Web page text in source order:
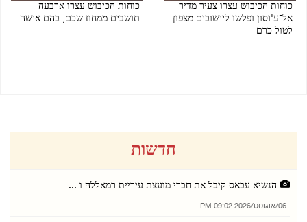
כוחות הכיבוש עצרו צעיר מדיר
אל־ע'וסון ופלשו ליישובים מצפון
לטול כרם
כוחות הכיבוש עצרו ארבעה
תושבים ממחוז שכם, בהם אישה
חדשות
הנשיא עבאס קיבל את חברי מועצת עיריית רמאללה ו ...
06/אוגוסט/2026 09:02 PM